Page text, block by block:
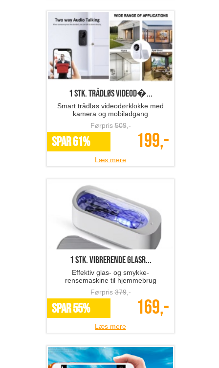
1 stk. trådløs videod�...
Smart trådløs videodørklokke med
kamera og mobiladgang
Førpris509,-
SPAR 61% 199,-
Læs mere
1 stk. vibrerende glasr...
Effektiv glas- og smykke-
rensemaskine til hjemmebrug
Førpris379,-
SPAR 55% 169,-
Læs mere